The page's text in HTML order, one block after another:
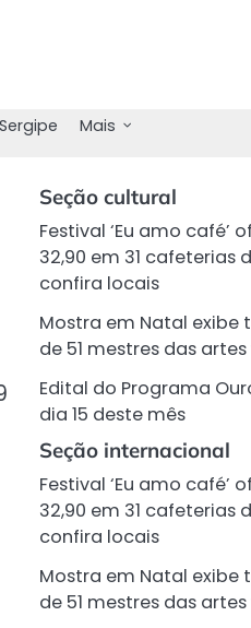
Sergipe Mais
Seção cultural
Festival ‘Eu amo café’
32,90 em 31 cafeterias
confira locais
Mostra em Natal exibe
de 51 mestres das artes
Edital do Programa
dia 15 deste mês
Seção internacional
Festival ‘Eu amo café’
32,90 em 31 cafeterias
confira locais
Mostra em Natal exibe
de 51 mestres das artes